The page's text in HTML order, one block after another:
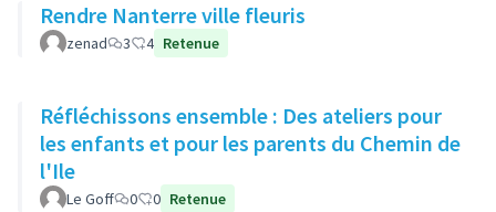
Rendre Nanterre ville fleuris
zenad 3 4 Retenue
Réfléchissons ensemble : Des ateliers pour
les enfants et pour les parents du Chemin de
l'Ile
Le Goff 0 0 Retenue